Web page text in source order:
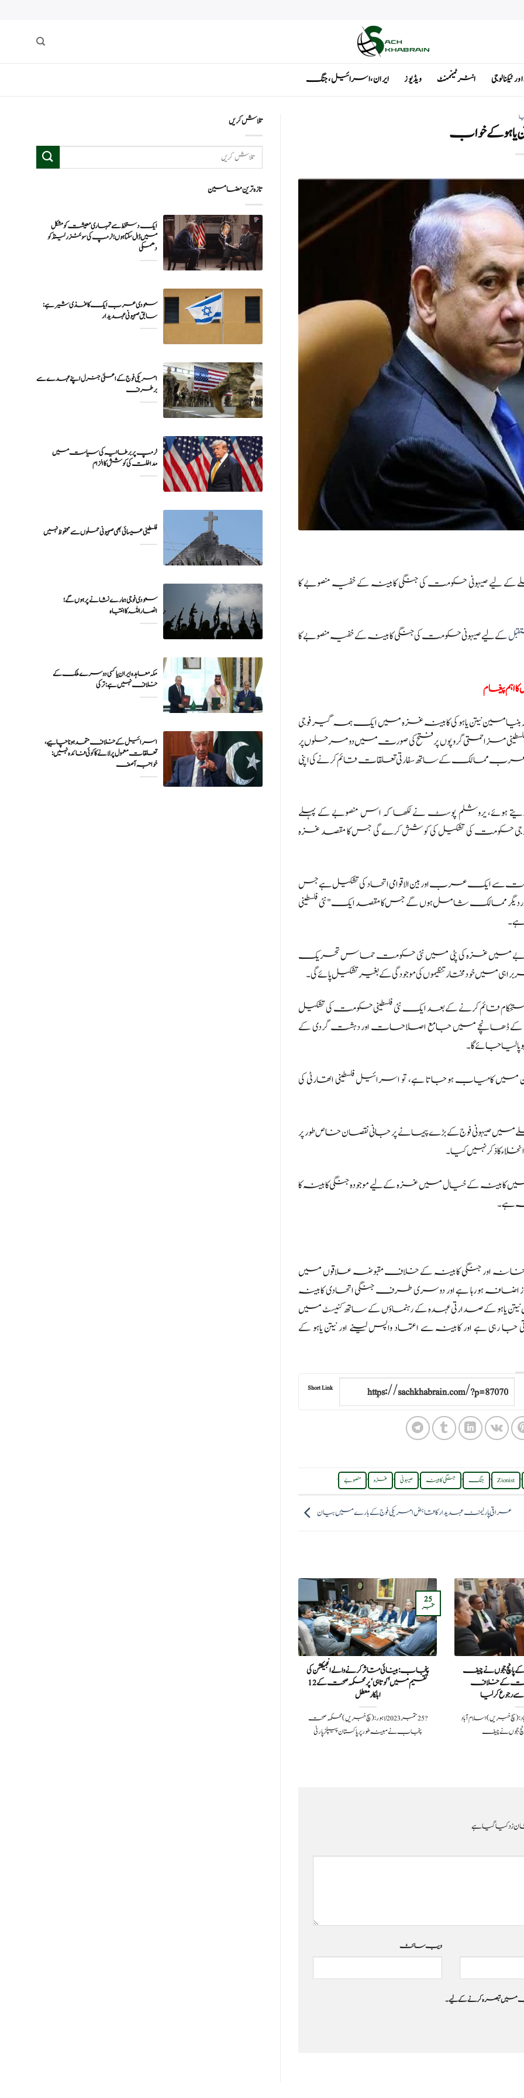
انٹرٹینمنٹ ویڈیوز ایران ، اسرائیل ، جنگ
یاہو کے خواب
صیہونی حکومت کی جنگی کابینہ کے خفیہ منصوبے کا
کے لیے صیہونی حکومت کی جنگی کابینہ کے خفیہ منصوبے کا
پیغام
نیتن یاہو کی کابینہ غزہ میں ایک ہمہ گیر فوجی
مزاحمتی گروپوں پر فتح کی صورت میں دو مرحلوں پر
ممالک کے ساتھ سفارتی تعلقات قائم کرنے کی اپنی
دیتے ہوئے، یروشلم پوسٹ نے لکھا کہ اس منصوبے کے پہلے
حکومت کی تشکیل کی کوشش کرے گی جس کا مقصد غزہ
عرب اور بین الاقوامی اتحاد کی تشکیل ہے جس
ممالک شامل ہوں گے جس کا مقصد ایک "نئی فلسطینی
ہے۔
میں غزہ کی پٹی میں نئی ​​حکومت حماس تحریک
میں خود مختار تنظیموں کی موجودگی کے بغیر تشکیل پائے گی۔
قائم کرنے کے بعد ایک نئی فلسطینی حکومت کی تشکیل
کے ڈھانچے میں جامع اصلاحات اور دہشت گردی کے
لیا جائے گا۔
یہ منصوبہ 2-4 سال کی ٹائم لائن میں کامیاب ہو جاتا ہے، تو اسرائیل فلسطینی اتھارٹی کی
صیہونی فوج کے بڑے پیمانے پر جانی نقصان خاص طور پر
کا ذکر نہیں کیا۔
کے خیال میں غزہ کے لیے موجودہ جنگی کابینہ کا
ہے۔
اور جنگی کابینہ کے خلاف مقبوضہ علاقوں میں
اضافہ ہو رہا ہے اور دوسری طرف جنگی اتحادی کابینہ
یاہو کے صدارتی عہدہ کے رہنماؤں کے ساتھ کنیسٹ میں
ہے اور کابینہ سے اعتماد واپس لینے اور نیتن یاہو کے
Short Link
,
Zionist
, جنگ , جنگی کابینہ , صیہونی , غزہ , منصوبے .
عراقی پارلیمنٹ عہدیدار کا قابض امریکی فوج کے بارے میں بیان
پانچ ججوں نے چیف
کے خلاف
رجوع کر لیا
آباد: (سچ خبریں) اسلام آباد
ججوں نے چیف
پنجاب: بینائی متاثر کرنے والے انجیکشن کی
تقسیم میں ’کوتاہی‘ پر محکمہ صحت کے 12
اہلکار معطل
?️ 25 ستمبر 2023لاہور: (سچ خبریں) محکمہ صحت
پنجاب نے مبینہ طور پر پاکستان پیپلزپارٹی
25
ستمبر
زد کیا گیا ہے
ویب‌ سائٹ
جب میں تبصرہ کرنے کےلیے۔
تلاش کریں
تازہ ترین مضامین
ایک دستخط سے تمہاری معیشت کو مشکل
میں ڈال سکتا ہوں؛ ٹرمپ کی سوئٹزرلینڈ کو
دھمکی
سعودی عرب ایک کاغذی شیر ہے:
سابق صہیونی عہدیدار
امریکی فوج کے اعلیٰ جنرل اپنے عہدے سے
برطرف
ٹرمپ پر برطانیہ کی سیاست میں
مداخلت کی کوشش کا الزام
فلسطینی عیسائی بھی صہیونی حملوں سے محفوظ نہیں
سعودی فوجی ہمارے نشانے پر ہوں گے؛
انصاراللہ کا انتباہ
مکہ معاہدہ ایران یا کسی دوسرے ملک کے
خلاف نہیں ہے: ترکی
اسرائیل کے خلاف متحد ہونا چاہیے،
تعلقات معمول پر لانے کا کوئی فائدہ نہیں:
خواجہ آصف